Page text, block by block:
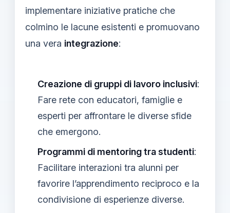
implementare iniziative pratiche che
colmino le lacune esistenti e promuovano
una vera integrazione:
Creazione di gruppi di lavoro inclusivi:
Fare rete con educatori, famiglie e
esperti per affrontare le diverse sfide
che emergono.
Programmi di mentoring tra studenti:
Facilitare interazioni tra alunni per
favorire l’apprendimento reciproco e la
condivisione di esperienze diverse.